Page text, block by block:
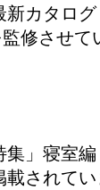
カタロ
監修させて
」寝室
載されて